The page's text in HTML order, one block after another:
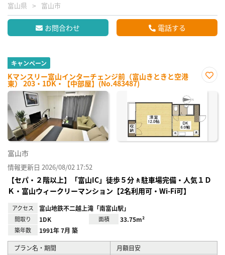
富山県 富山市
お問合わせ 電話する
キャンペーン
Kマンスリー富山インターチェンジ前（富山きときと空港
東） 203・1DK・【中部屋】(No.483487)
に入
富山市
情報更新日 2026/08/02 17:52
【セパ・２階以上】「富山IC」徒歩５分🚶駐車場完備・人気１Ｄ
Ｋ・富山ウィークリーマンション【2名利用可・Wi-Fi可】
アクセス 富山地鉄不二越上滝「南富山駅」
間取り 1DK 面積 33.75m²
築年数 1991年 7月 築
プラン名・期間 月額目安